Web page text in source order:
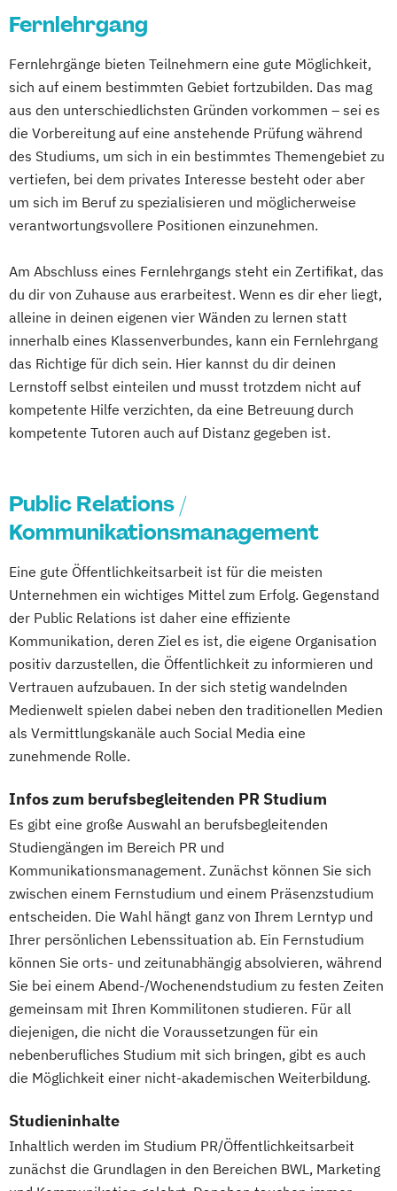
Kommunikation & Medienmanagement
MBA Health Care Management
Management im Gesundheitswesen
Marketing
Master of Business Administration (MBA)
Master’s Program in Exercise Science &
Sports Nutrion (EN)
Online-Marketing & Marketingmanagement
Online-Marketing & Marketingmanagement
(dual)
Personalmanagement
Prävention & Gesundheitsförderung
Prävention
Gesundheitsmanagement
Sportbusiness Management
Sportvermarktung
Tourismus Management
Tourismusökonom (FH)
Trainingswissenschaft und Sporternährung
Veranstaltungsökonom (FH)
Wirtschaftspsychologie
Gelsenkirchen
Kiel
Magdeburg
Freiburg im Breisgau
Krefeld
Lübeck Oberhausen
Erfurt
Mainz Rostock Kassel Hagen
Saarbrücken
Mülheim an der Ruhr
Potsdam Ludwigshafen Oldenburg
Leverkusen Osnabrück Solingen
Heidelberg Herne Neuss Darmstadt
Paderborn Regensburg
Ingolstadt
Kinder
Fachberater/in für
Nahrungsergänzungsmittel
Fachberater/in für Sporternährung
Fachkraft für Betriebliches
Gesundheitsmanagement
Fachtrainer/in für Ausdauersport
Fachtrainer/in für Bodybuilding und
Fachtrainer/in für Cardiotraining
Fachtrainer/in für Rückentraining
Fachtrainer/in für Seilzug- und
Freihanteltraining
Fachtrainer/in für Senioren
Fachtrainer/in für Sportrehabilitation
Fachtrainer/in für funktionelles Training
Fachwirt im Gesundheits- und Sozialwesen
Gesundheitsförderung (IHK)
Fitness C-Lizenz Fitnessfachwirt
Fitnesstrainer/in A-Lizenz
Fitnesstrainer/in B-Lizenz
Functional Trainer A-Lizenz
Geprüfter Betriebswirt (IHK)
Geprüfter Betriebswirt (IHK) - Master
Professional in Business Management
(CCI)
Geprüfter Fachwirt für Prävention und
Gesundheitsförderung (IHK)
Geprüfter Wirtschaftsfachwirt (IHK)
Gesundheitscoach
Homöopathie im Sport
Kindersport Trainer
Kommunikationstrainer/in
Krankheitsbilder im Gesundheitssport
Lauftrainer Life Coach
Marketing für Fitnessstudios
Marketingmanagement für Fitnessstudios
Mentaltrainer
Personal Trainer/in A-Lizenz
Personal Trainer/in B-Lizenz
Qualitätsmanagement für Fitnessstudios
Regenerations- und Sportmasseur
Richtige Kommunikation für Trainer
Berater und Coaches
Fernlehrgang
Fernlehrgänge bieten Teilnehmern eine gute Möglichkeit,
sich auf einem bestimmten Gebiet fortzubilden. Das mag
aus den unterschiedlichsten Gründen vorkommen – sei es
die Vorbereitung auf eine anstehende Prüfung während
des Studiums, um sich in ein bestimmtes Themengebiet zu
vertiefen, bei dem privates Interesse besteht oder aber
um sich im Beruf zu spezialisieren und möglicherweise
verantwortungsvollere Positionen einzunehmen.
Am Abschluss eines Fernlehrgangs steht ein Zertifikat, das
du dir von Zuhause aus erarbeitest. Wenn es dir eher liegt,
alleine in deinen eigenen vier Wänden zu lernen statt
innerhalb eines Klassenverbundes, kann ein Fernlehrgang
das Richtige für dich sein. Hier kannst du dir deinen
Lernstoff selbst einteilen und musst trotzdem nicht auf
kompetente Hilfe verzichten, da eine Betreuung durch
kompetente Tutoren auch auf Distanz gegeben ist.
Public Relations /
Kommunikationsmanagement
Eine gute Öffentlichkeitsarbeit ist für die meisten
Unternehmen ein wichtiges Mittel zum Erfolg. Gegenstand
der Public Relations ist daher eine effiziente
Kommunikation, deren Ziel es ist, die eigene Organisation
positiv darzustellen, die Öffentlichkeit zu informieren und
Vertrauen aufzubauen. In der sich stetig wandelnden
Medienwelt spielen dabei neben den traditionellen Medien
als Vermittlungskanäle auch Social Media eine
zunehmende Rolle.
Infos zum berufsbegleitenden PR Studium
Es gibt eine große Auswahl an berufsbegleitenden
Studiengängen im Bereich PR und
Kommunikationsmanagement. Zunächst können Sie sich
zwischen einem Fernstudium und einem Präsenzstudium
entscheiden. Die Wahl hängt ganz von Ihrem Lerntyp und
Ihrer persönlichen Lebenssituation ab. Ein Fernstudium
können Sie orts- und zeitunabhängig absolvieren, während
Sie bei einem Abend-/Wochenendstudium zu festen Zeiten
gemeinsam mit Ihren Kommilitonen studieren. Für all
diejenigen, die nicht die Voraussetzungen für ein
nebenberufliches Studium mit sich bringen, gibt es auch
die Möglichkeit einer nicht-akademischen Weiterbildung.
Studieninhalte
Inhaltlich werden im Studium PR/Öffentlichkeitsarbeit
zunächst die Grundlagen in den Bereichen BWL, Marketing